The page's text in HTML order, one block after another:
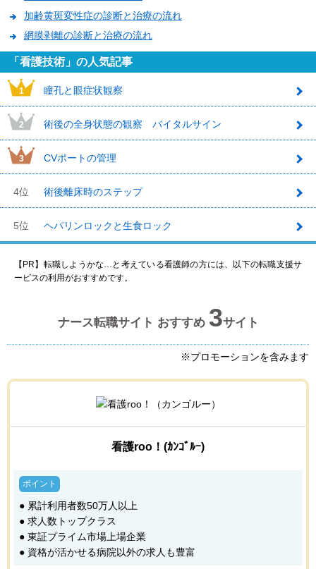
加齢黄斑変性症の診断と治療の流れ
網膜剥離の診断と治療の流れ
「看護技術」の人気記事
1 瞳孔と眼症状観察
2 術後の全身状態の観察 バイタルサイン
3 CVポートの管理
4位 術後離床時のステップ
5位 ヘパリンロックと生食ロック
【PR】転職しようかな…と考えている看護師の方には、以下の転職支援サ
ービスの利用がおすすめです。
ナース転職サイト おすすめ 3サイト
※プロモーションを含みます
看護roo！(ｶﾝｺﾞﾙｰ)
● 累計利用者数50万人以上
● 求人数トップクラス
● 東証プライム市場上場企業
● 資格が活かせる病院以外の求人も豊富